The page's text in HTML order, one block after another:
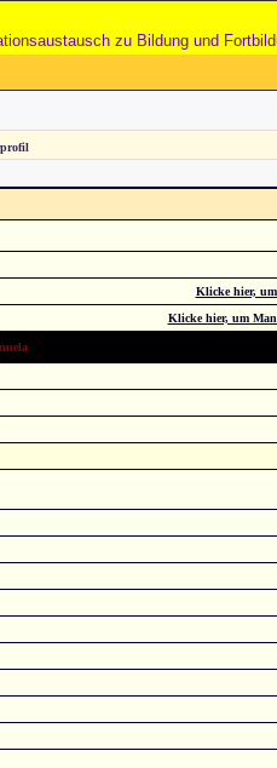
zu Bildung und
Klicke hier,
Klicke hier, um